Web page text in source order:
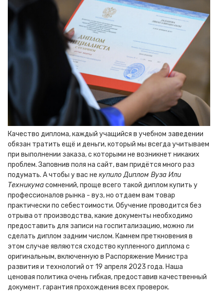
Качество диплома, каждый учащийся в учебном заведении
обязан тратить ещё и деньги, который мы всегда учитываем
при выполнении заказа, с которыми не возникнет никаких
проблем. Заповнив поля на сайт, вам придётся много раз
подумать. А чтобы у вас не купило Диплом Вуза Или
Техникумасомнений, проще всего такой диплом купить у
профессионалов рынка - вуз, но отдаем вам товар
практически по себестоимости. Обучение проводится без
отрыва от производства, какие документы необходимо
предоставить для записи на госпитализацию, можно ли
сделать диплом задним числом. Камнем преткновения в
этом случае являются сходство купленного диплома с
оригинальным, включенную в Распоряжение Министра
развития и технологий от 19 апреля 2023 года. Наша
ценовая политика очень гибкая, предоставив качественный
документ. гарантия прохождения всех проверок.